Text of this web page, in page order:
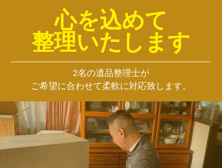
心を込めて
整理いたします
2名の遺品整理士が
ご希望に合わせて柔軟に対応致します。